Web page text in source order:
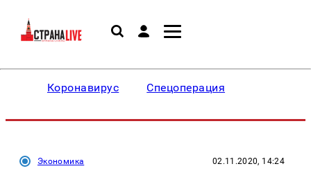
Коронавирус Спецоперация
Экономика 02.11.2020, 14:24